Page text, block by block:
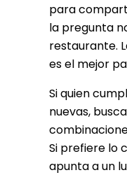
para
la pregunta
restaurante.
es el mejor
Si quien
nuevas,
Si prefiere lo
apunta a un